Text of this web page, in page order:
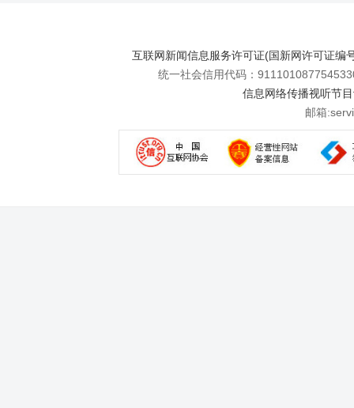
互联网新闻信息服务许可证(国新网许可证编
统一社会信用代码：
信息网络传播视听节
邮箱